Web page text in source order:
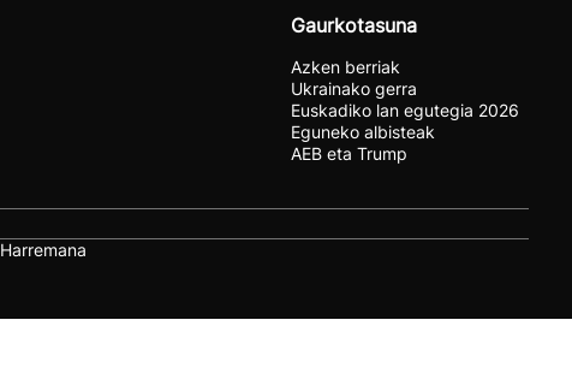
Gaurkotasuna
Azken berriak
Ukrainako gerra
Euskadiko lan egutegia 2026
Eguneko albisteak
AEB eta Trump
Harremana